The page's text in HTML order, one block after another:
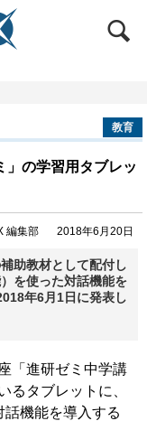
教育
」の学習用タブレッ
編集部 2018年6月20日
助教材として配付し
を使った対話機能を
年6月1日に発表し
「進研ゼミ中学講
るタブレットに、
機能を導入する